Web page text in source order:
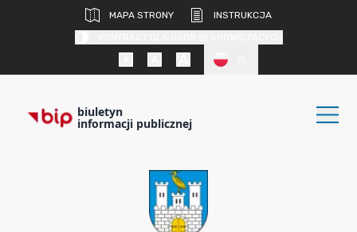
MAPA STRONY
INSTRUKCJA
biuletyn
informacji publicznej